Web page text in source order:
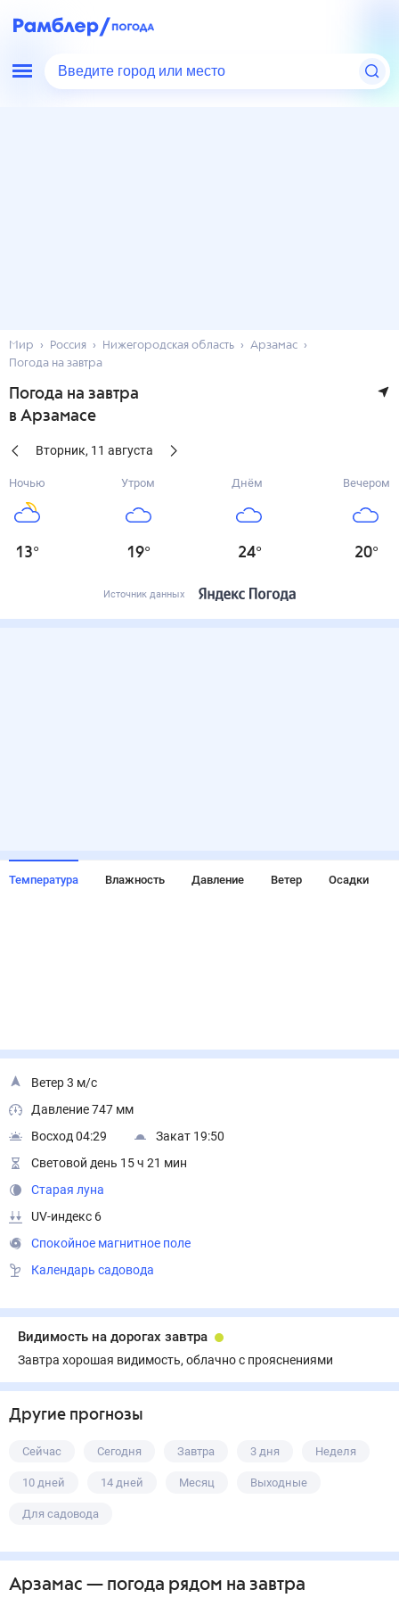
Введите город или место
Мир Россия Нижегородская область
Арзамас
Погода на завтра
Погода на завтра
в Арзамасе
Вторник, 11 августа
Ночью
13°
Утром
19°
Днём
24°
Вечером
20°
Источник данных
Температура Влажность Давление Ветер Осадки
Ветер 3 м/с
Давление 747 мм
Восход 04:29
Закат 19:50
Световой день 15 ч 21 мин
Старая луна
UV-индекс 6
Спокойное магнитное поле
Календарь садовода
Видимость на дорогах завтра
Завтра хорошая видимость, облачно с прояснениями
Другие прогнозы
Сейчас Сегодня Завтра 3 дня Неделя
10 дней 14 дней Месяц Выходные
Для садовода
Арзамас — погода рядом на завтра